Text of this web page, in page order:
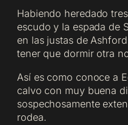
Habiendo heredado
escudo y la espada de
en las justas de
tener que dormir otra
Así es como conoce a
calvo con muy buena
sospechosamente
rodea.